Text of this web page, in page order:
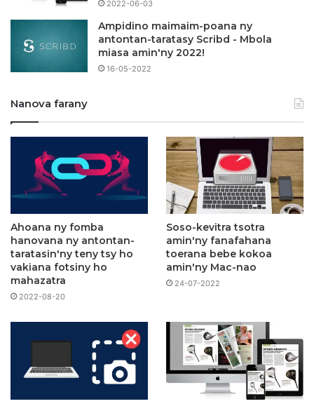
2022-06-03
Ampidino maimaim-poana ny
antontan-taratasy Scribd - Mbola
miasa amin'ny 2022!
16-05-2022
Nanova farany
Ahoana ny fomba
hanovana ny antontan-
taratasin'ny teny tsy ho
vakiana fotsiny ho
mahazatra
2022-08-20
Soso-kevitra tsotra
amin'ny fanafahana
toerana bebe kokoa
amin'ny Mac-nao
24-07-2022